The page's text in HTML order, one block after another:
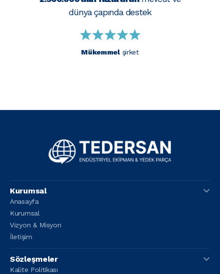
dünya çapında destek
Mükemmelşirket
Kurumsal
Anasayfa
Kurumsal
Vizyon & Misyon
İletişim
Sözleşmeler
Kalite Politikası